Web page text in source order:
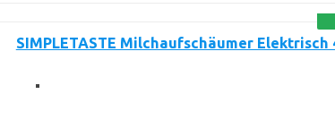
SIMPLETASTE Milchaufschäumer Elektrisch